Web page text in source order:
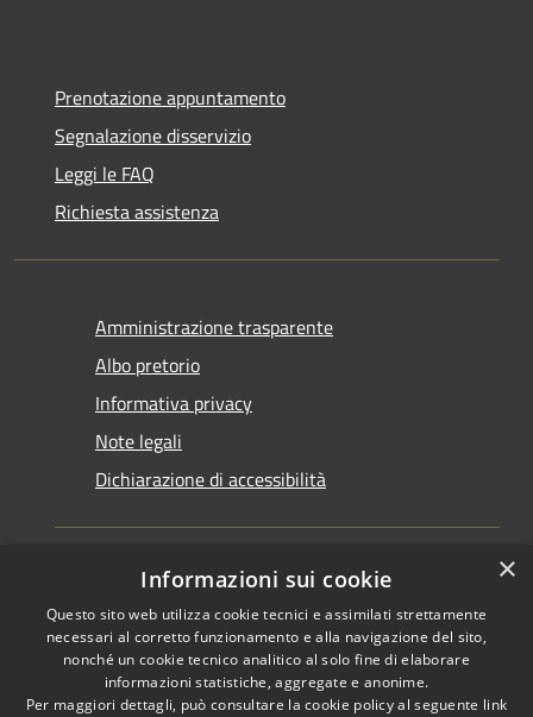
Prenotazione appuntamento
Segnalazione disservizio
Leggi le FAQ
Richiesta assistenza
Amministrazione trasparente
Albo pretorio
Informativa privacy
Note legali
Dichiarazione di accessibilità
RSS
Accessibilità
Copyright © 2026 • Comune di
Santarcangelo di Romagna •
Powered byMunicipium
×
Informazioni sui cookie
Questo sito web utilizza cookie tecnici e assimilati strettamente
necessari al corretto funzionamento e alla navigazione del sito,
nonché un cookie tecnico analitico al solo fine di elaborare
informazioni statistiche, aggregate e anonime.
Per maggiori dettagli, può consultare la cookie policy al seguente link